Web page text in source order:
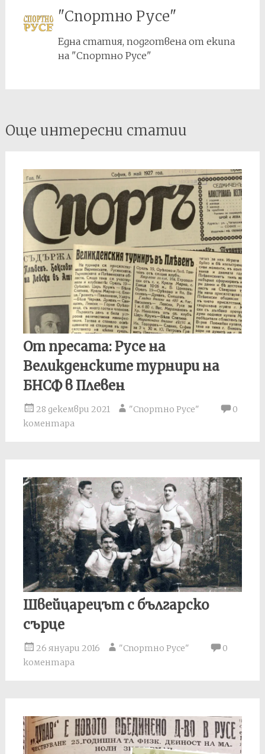
"Спортно Русе"
Една статия, подготвена от екипа
на "Спортно Русе"
Post
navigation
Още интересни статии
От пресата: Русе на
Великденските турнири на
БНСФ в Плевен
28 декември 2021 "Спортно Русе"
0
коментара
Швейцарецът с българско
сърце
26 януари 2016 "Спортно Русе"
0
коментара